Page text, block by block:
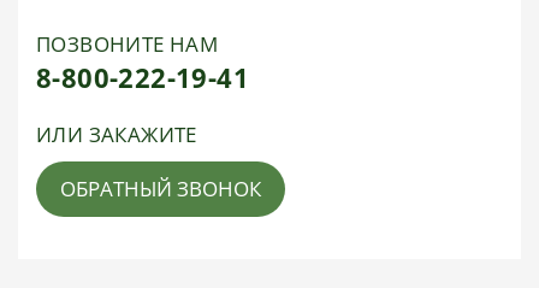
ПОЗВОНИТЕ НАМ
8-800-222-19-41
ИЛИ ЗАКАЖИТЕ
ОБРАТНЫЙ ЗВОНОК